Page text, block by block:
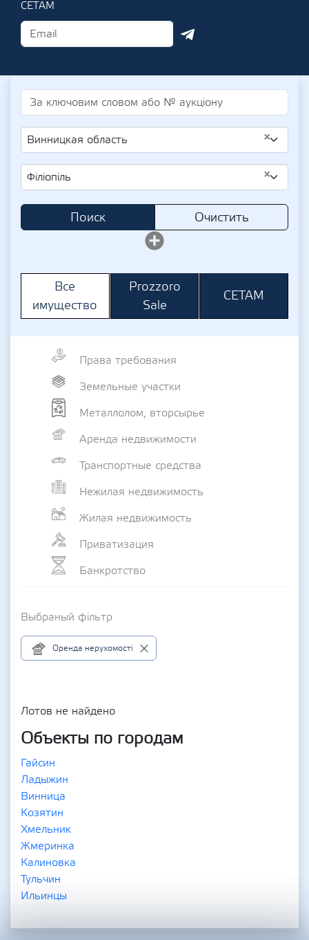
СЕТАМ
×
Винницкая область
×
Філіопіль
Поиск Очистить
Все
имущество
Prozzoro
Sale
СЕТАМ
Права требования
Земельные участки
Металлолом, вторсырье
Аренда недвижимости
Транспортные средства
Нежилая недвижимость
Жилая недвижимость
Приватизация
Банкротство
Выбраный фільтр
Оренда нерухомості
Лотов не найдено
Объекты по городам
Гайсин
Ладыжин
Винница
Козятин
Хмельник
Жмеринка
Калиновка
Тульчин
Ильинцы